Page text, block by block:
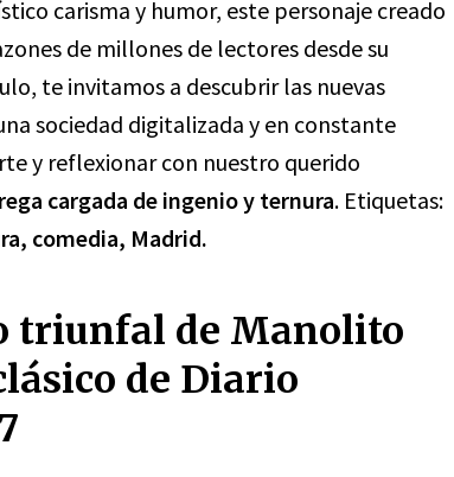
carisma y humor, este personaje creado
de millones de lectores desde su
te invitamos a descubrir las nuevas
sociedad digitalizada y en constante
y reflexionar con nuestro querido
cargada de ingenio y ternura. Etiquetas:
comedia, Madrid.
triunfal de Manolito
de Diario